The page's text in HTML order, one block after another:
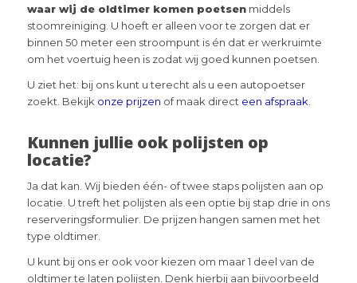
waar wij de oldtimer komen poetsenmiddels
stoomreiniging. U hoeft er alleen voor te zorgen dat er
binnen 50 meter een stroompunt is én dat er werkruimte
om het voertuig heen is zodat wij goed kunnen poetsen.
U ziet het: bij ons kunt u terecht als u een autopoetser
zoekt. Bekijk onze prijzen of maak direct een afspraak
Kunnen jullie ook polijsten op
locatie?
Ja dat kan. Wij bieden één- of twee staps polijsten aan op
locatie. U treft het polijsten als een optie bij stap drie in ons
reserveringsformulier. De prijzen hangen samen met het
type oldtimer.
U kunt bij ons er ook voor kiezen om maar 1 deel van de
oldtimer te laten polijsten. Denk hierbij aan bijvoorbeeld